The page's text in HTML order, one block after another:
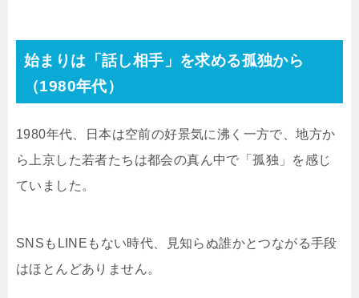
始まりは「話し相手」を求める孤独から
（1980年代）
1980年代、日本は空前の好景気に沸く一方で、地方か
ら上京した若者たちは都会の真ん中で「孤独」を感じ
ていました。
SNSもLINEもない時代、見知らぬ誰かとつながる手段
はほとんどありません。